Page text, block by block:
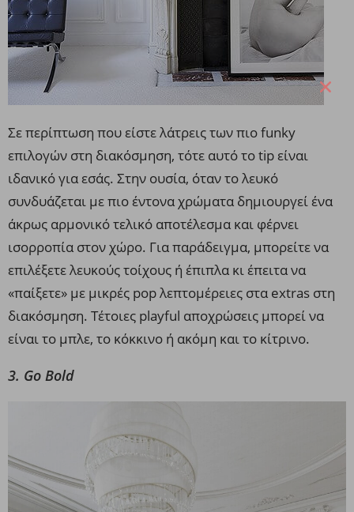
Σε περίπτωση που είστε λάτρεις των πιο funky
επιλογών στη διακόσμηση, τότε αυτό το tip είναι
ιδανικό για εσάς. Στην ουσία, όταν το λευκό
συνδυάζεται με πιο έντονα χρώματα δημιουργεί ένα
άκρως αρμονικό τελικό αποτέλεσμα και φέρνει
ισορροπία στον χώρο. Για παράδειγμα, μπορείτε να
επιλέξετε λευκούς τοίχους ή έπιπλα κι έπειτα να
«παίξετε» με μικρές pop λεπτομέρειες στα extras στη
διακόσμηση. Τέτοιες playful αποχρώσεις μπορεί να
είναι το μπλε, το κόκκινο ή ακόμη και το κίτρινο.
3. Go Bold